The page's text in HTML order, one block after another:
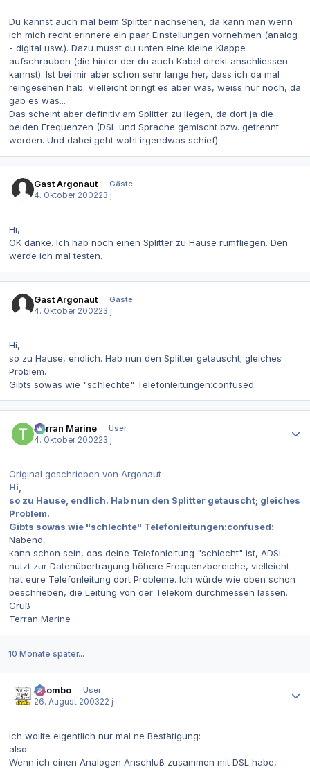
Du kannst auch mal beim Splitter nachsehen, da kann man wenn
ich mich recht erinnere ein paar Einstellungen vornehmen (analog
- digital usw.). Dazu musst du unten eine kleine Klappe
aufschrauben (die hinter der du auch Kabel direkt anschliessen
kannst). Ist bei mir aber schon sehr lange her, dass ich da mal
reingesehen hab. Vielleicht bringt es aber was, weiss nur noch, da
gab es was...
Das scheint aber definitiv am Splitter zu liegen, da dort ja die
beiden Frequenzen (DSL und Sprache gemischt bzw. getrennt
werden. Und dabei geht wohl irgendwas schief)
Gast Argonaut
Gäste
4. Oktober 200223 j
Hi,
OK danke. Ich hab noch einen Splitter zu Hause rumfliegen. Den
werde ich mal testen.
Gast Argonaut
Gäste
4. Oktober 200223 j
Hi,
so zu Hause, endlich. Hab nun den Splitter getauscht; gleiches
Problem.
Gibts sowas wie "schlechte" Telefonleitungen:confused:
Terran Marine
User
4. Oktober 200223 j
Original geschrieben von Argonaut
Hi,
so zu Hause, endlich. Hab nun den Splitter getauscht; gleiches
Problem.
Gibts sowas wie "schlechte" Telefonleitungen:confused:
Nabend,
kann schon sein, das deine Telefonleitung "schlecht" ist, ADSL
nutzt zur Datenübertragung höhere Frequenzbereiche, vielleicht
hat eure Telefonleitung dort Probleme. Ich würde wie oben schon
beschrieben, die Leitung von der Telekom durchmessen lassen.
Gruß
Terran Marine
10 Monate später...
Thombo
User
26. August 200322 j
ich wollte eigentlich nur mal ne Bestätigung:
also:
Wenn ich einen Analogen Anschluß zusammen mit DSL habe,